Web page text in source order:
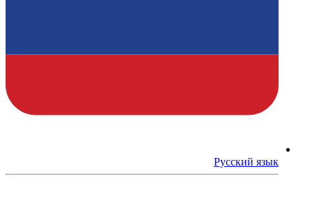
Русский язык